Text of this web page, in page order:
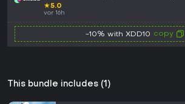
EUROPE
★5.0
vor 16h
-10% with XDD10 copy
This bundle includes (1)